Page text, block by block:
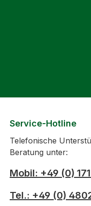
Service-Hotline
Telefonische
Beratung unter:
Mobil: +49 (0)
Tel.: +49 (0)